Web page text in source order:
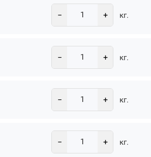
− + кг.
− + кг.
− + кг.
− + кг.